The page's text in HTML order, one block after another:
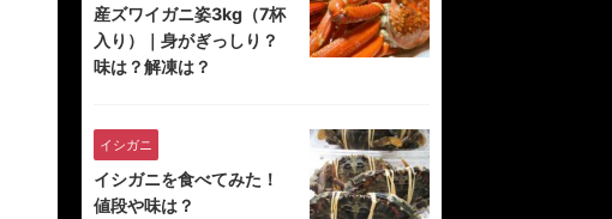
産ズワイガニ姿3kg（7杯
入り）｜身がぎっしり？
味は？解凍は？
イシガニ
イシガニを食べてみた！
値段や味は？